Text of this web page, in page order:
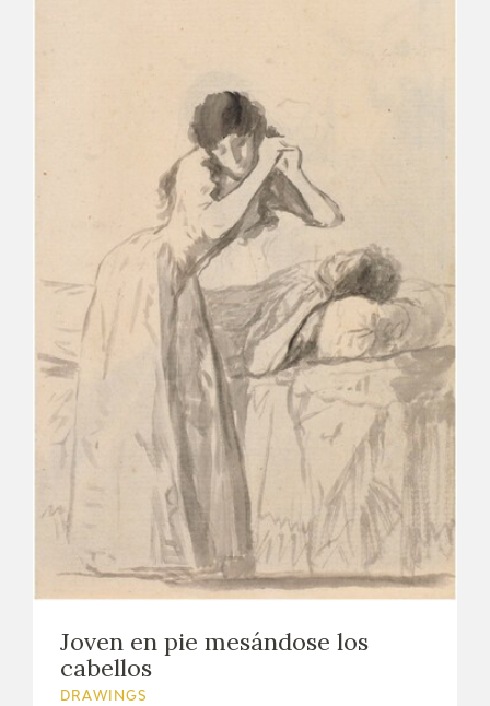
Joven en pie mesándose los
cabellos
DRAWINGS